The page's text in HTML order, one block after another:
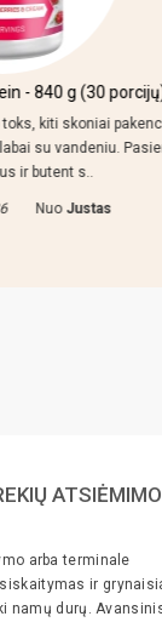
- 840 g (30
kiti skoniai
su vandeniu.
ir butent s..
Nuo Justas
ATSIĖMIMO
arba terminale
ir
namų durų.